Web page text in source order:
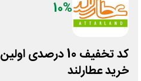
10%
کد تخفیف 10 درصدی اولین
خرید عطارلند